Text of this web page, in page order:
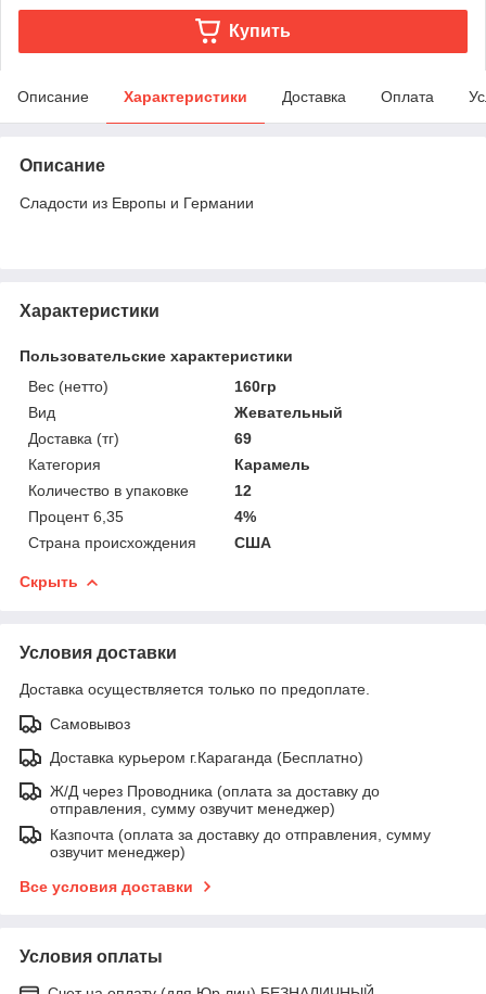
Купить
Описание Характеристики Доставка Оплата
Описание
Сладости из Европы и Германии
Характеристики
Пользовательские характеристики
Вес (нетто)
160гр
Вид
Жевательный
Доставка (тг)
69
Категория
Карамель
Количество в упаковке
12
Процент 6,35
4%
Страна происхождения
США
Скрыть
Условия доставки
Доставка осуществляется только по предоплате.
Самовывоз
Доставка курьером г.Караганда (Бесплатно)
Ж/Д через Проводника (оплата за доставку до
отправления, сумму озвучит менеджер)
Казпочта (оплата за доставку до отправления, сумму
озвучит менеджер)
Все условия доставки
Условия оплаты